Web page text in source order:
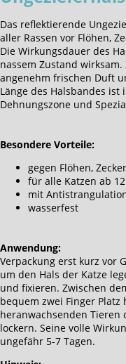
Das reflektierende
aller Rassen vor Flöhen,
Die Wirkungsdauer des
nassem Zustand
angenehm frischen Duft
Länge des Halsbandes
Dehnungszone und
Besondere Vorteile:
gegen Flöhen,
für alle Katzen ab
mit
wasserfest
Anwendung:
Verpackung erst kurz vor
um den Hals der Katze
und fixieren. Zwischen
bequem zwei Finger Platz
heranwachsenden
lockern. Seine volle
ungefähr 5-7 Tagen.